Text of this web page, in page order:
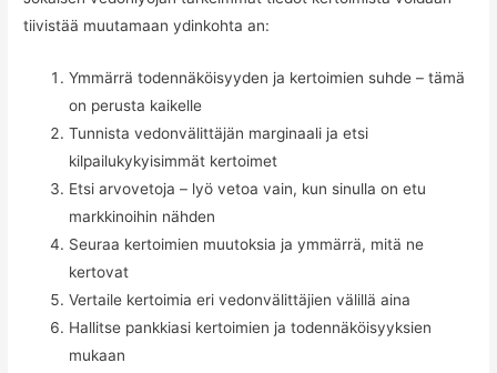
tiivistää muutamaan ydinkohta an:
Ymmärrä todennäköisyyden ja kertoimien suhde – tämä
on perusta kaikelle
Tunnista vedonvälittäjän marginaali ja etsi
kilpailukykyisimmät kertoimet
Etsi arvovetoja – lyö vetoa vain, kun sinulla on etu
markkinoihin nähden
Seuraa kertoimien muutoksia ja ymmärrä, mitä ne
kertovat
Vertaile kertoimia eri vedonvälittäjien välillä aina
Hallitse pankkiasi kertoimien ja todennäköisyyksien
mukaan